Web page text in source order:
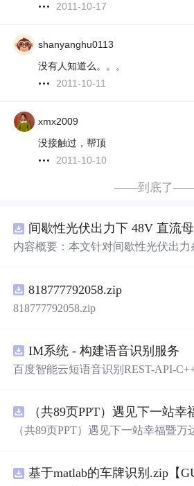
2011-10-17
shanyanghu0113
没有人知道么。。。
2011-10-11
xmx2009
没接触过，帮顶
2011-10-10
——到底了
内容概要：本文针对间歇性光伏出力
含光伏阵列、Boost型DC-DC变换器
与锂离子电池储能系统的完整拓扑结
架构，集成电压外环与电流内环双闭
光照强度波动、负载突变等动态工况
定。在Simulink环境 中搭建全系统仿
在无外部电网支撑下的自主运行能力
合人群：具备电力电子、自动控制与
的电气工程及相关专业研究生、科
景及目标：①用于教学与科研
离
的建模与仿真分析；②指导实际工程
818777792058.zip
818777792058.zip
IM系统 - 构建语音识别服务
百度智能云短语音识别REST-API-
（共89页PPT）遇见下一站幸福暨
基于matlab的车牌识别.zip【